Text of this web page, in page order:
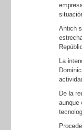
Antich
La
De la
aunque